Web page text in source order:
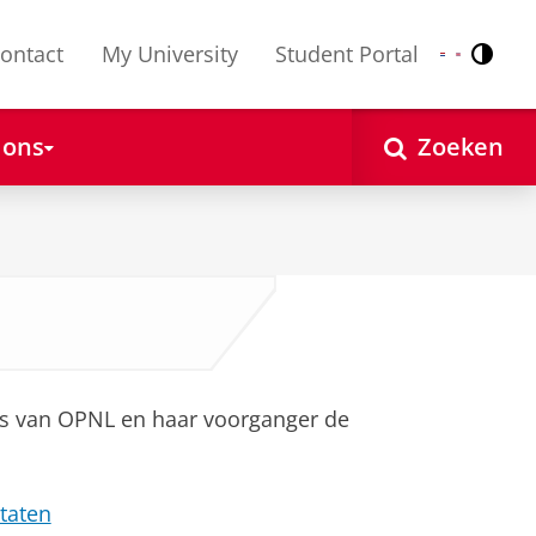
My University Student Portal Nederlands
English
Zoeken
van OPNL en haar voorganger de